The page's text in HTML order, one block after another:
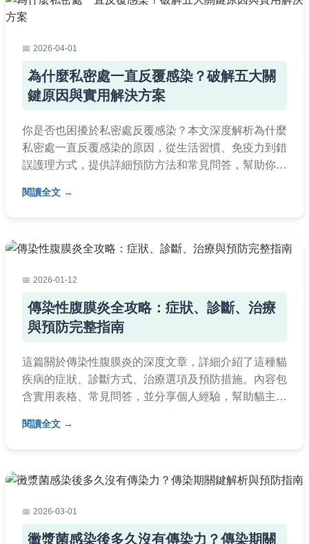
2026-04-01
為什麼私密處一直反覆感染？破解五大關
鍵原因與實用解決方案
你是否也困擾於私密處反覆感染？本文深度解析為什麼
私密處一直反覆感染的原因，從生活習慣、免疫力到錯
誤護理方式，提供詳細預防方法和常見問答，幫助你徹
經驗分享，適合所有女性參考。
閱讀全文
2026-01-12
傳染性腹膜炎全攻略：症狀、診斷、治療
與預防完整指南
這篇關於傳染性腹膜炎的深度文章，詳細介紹了這種貓
疾病的症狀、診斷方式、治療選項及預防措施。內容包
含實用表格、常見問答，並分享個人經驗，幫助貓主人
決策所需的所有資訊。無論你的貓是否患病，這篇指南
閱讀全文
2026-03-01
黴漿菌感染後多久沒有傳染力？傳染期關